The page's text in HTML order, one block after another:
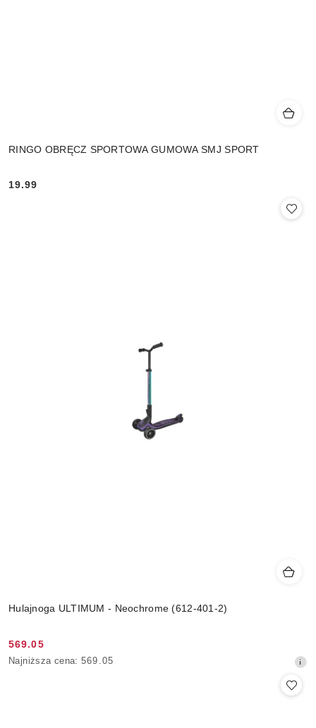
RINGO OBRĘCZ SPORTOWA GUMOWA SMJ SPORT
Cena:
19.99
Hulajnoga ULTIMUM - Neochrome (612-401-2)
Cena
promocyjna:
569.05
Najniższa
Najniższa cena: 569.05